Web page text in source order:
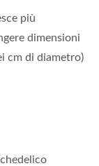
più
dimensioni
cm di diametro)